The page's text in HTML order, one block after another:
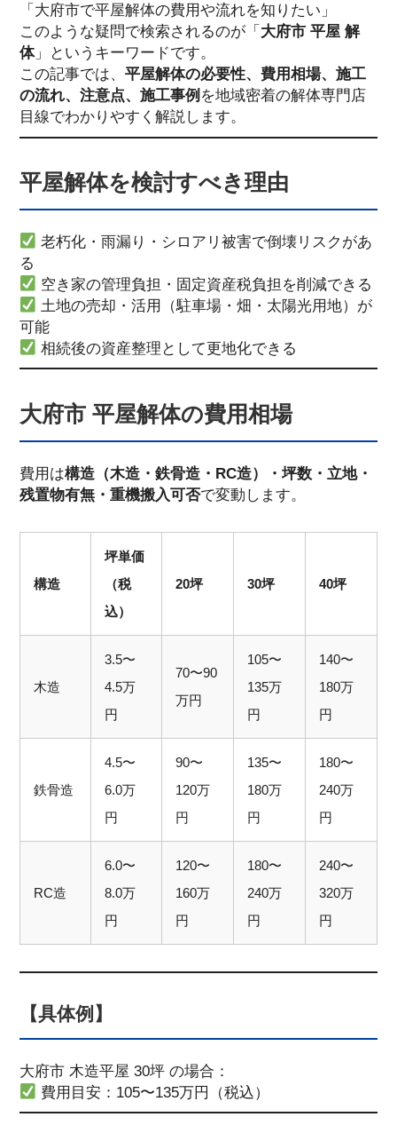
「大府市で平屋解体の費用や流れを知りたい」
このような疑問で検索されるのが「 大府市 平屋 解
体」というキーワードです。
この記事では、 平屋解体の必要性、費用相場、施工
の流れ、注意点、施工事例 を地域密着の解体専門店
目線でわかりやすく解説します。
平屋解体を検討すべき理由
老朽化・雨漏り・シロアリ被害で倒壊リスクがあ
る
空き家の管理負担・固定資産税負担を削減できる
土地の売却・活用（駐車場・畑・太陽光用地）が
可能
相続後の資産整理として更地化できる
大府市 平屋解体の費用相場
費用は構造（木造・鉄骨造・RC造）・坪数・立地・
残置物有無・重機搬入可否で変動します。
構造
坪単価
（税
込）
20坪 30坪 40坪
木造
3.5〜
4.5万
円
70〜90
万円
105〜
135万
円
140〜
180万
円
鉄骨造
4.5〜
6.0万
円
90〜
120万
円
135〜
180万
円
180〜
240万
円
RC造
6.0〜
8.0万
円
120〜
160万
円
180〜
240万
円
240〜
320万
円
【具体例】
大府市 木造平屋 30坪 の場合：
費用目安：105〜135万円（税込）